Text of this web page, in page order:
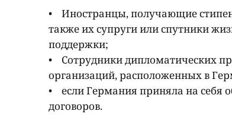
• Иностранцы, получающие
также их супруги или спутники
поддержки;
• Сотрудники дипломатических
организаций, расположенных в
• если Германия приняла на себя
договоров.